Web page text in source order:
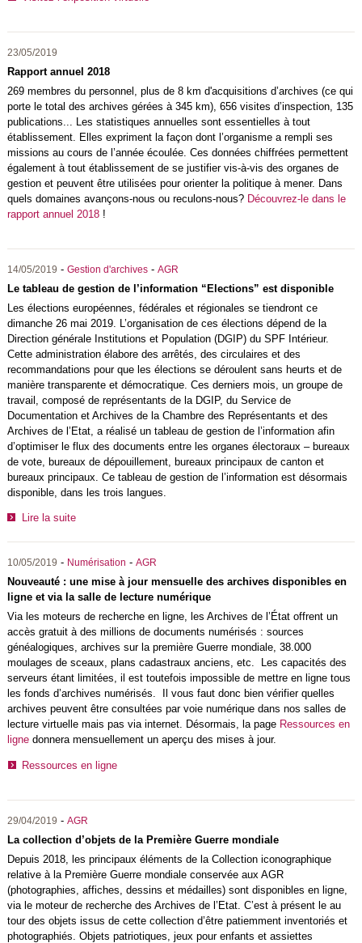
23/05/2019
Rapport annuel 2018
269 membres du personnel, plus de 8 km d'acquisitions d’archives (ce qui
porte le total des archives gérées à 345 km), 656 visites d’inspection, 135
publications... Les statistiques annuelles sont essentielles à tout
établissement. Elles expriment la façon dont l’organisme a rempli ses
missions au cours de l’année écoulée. Ces données chiffrées permettent
également à tout établissement de se justifier vis-à-vis des organes de
gestion et peuvent être utilisées pour orienter la politique à mener. Dans
quels domaines avançons-nous ou reculons-nous? Découvrez-le dans le
rapport annuel 2018!
14/05/2019 - Gestion d'archives- AGR
Le tableau de gestion de l’information “Elections” est disponible
Les élections européennes, fédérales et régionales se tiendront ce
dimanche 26 mai 2019. L’organisation de ces élections dépend de la
Direction générale Institutions et Population (DGIP) du SPF Intérieur.
Cette administration élabore des arrêtés, des circulaires et des
recommandations pour que les élections se déroulent sans heurts et de
manière transparente et démocratique. Ces derniers mois, un groupe de
travail, composé de représentants de la DGIP, du Service de
Documentation et Archives de la Chambre des Représentants et des
Archives de l’Etat, a réalisé un tableau de gestion de l’information afin
d’optimiser le flux des documents entre les organes électoraux – bureaux
de vote, bureaux de dépouillement, bureaux principaux de canton et
bureaux principaux. Ce tableau de gestion de l’information est désormais
disponible, dans les trois langues.
Lire la suite
10/05/2019 - Numérisation - AGR
Nouveauté : une mise à jour mensuelle des archives disponibles en
ligne et via la salle de lecture numérique
Via les moteurs de recherche en ligne, les Archives de l’État offrent un
accès gratuit à des millions de documents numérisés : sources
généalogiques, archives sur la première Guerre mondiale, 38.000
moulages de sceaux, plans cadastraux anciens, etc. Les capacités des
serveurs étant limitées, il est toutefois impossible de mettre en ligne tous
les fonds d’archives numérisés. Il vous faut donc bien vérifier quelles
archives peuvent être consultées par voie numérique dans nos salles de
lecture virtuelle mais pas via internet. Désormais, la page Ressources en
lignedonnera mensuellement un aperçu des mises à jour.
Ressources en ligne
29/04/2019 - AGR
La collection d’objets de la Première Guerre mondiale
Depuis 2018, les principaux éléments de la Collection iconographique
relative à la Première Guerre mondiale conservée aux AGR
(photographies, affiches, dessins et médailles) sont disponibles en ligne,
via le moteur de recherche des Archives de l’Etat. C’est à présent le au
tour des objets issus de cette collection d’être patiemment inventoriés et
photographiés. Objets patriotiques, jeux pour enfants et assiettes